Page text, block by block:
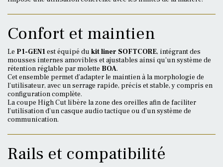
Confort et maintien
Le P1-GEN1est équipé du kit liner SOFTCORE, intégrant des
mousses internes amovibles et ajustables ainsi qu’un système de
rétention réglable par molette BOA.
Cet ensemble permet d’adapter le maintien à la morphologie de
l’utilisateur, avec un serrage rapide, précis et stable, y compris en
configuration complète.
La coupe High Cut libère la zone des oreilles afin de faciliter
l’utilisation d’un casque audio tactique ou d’un système de
communication.
Rails et compatibilité